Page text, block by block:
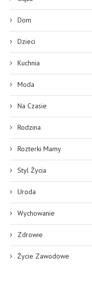
Dom
Dzieci
Kuchnia
Moda
Na Czasie
Rodzina
Rozterki Mamy
Styl Życia
Uroda
Wychowanie
Zdrowie
Życie Zawodowe